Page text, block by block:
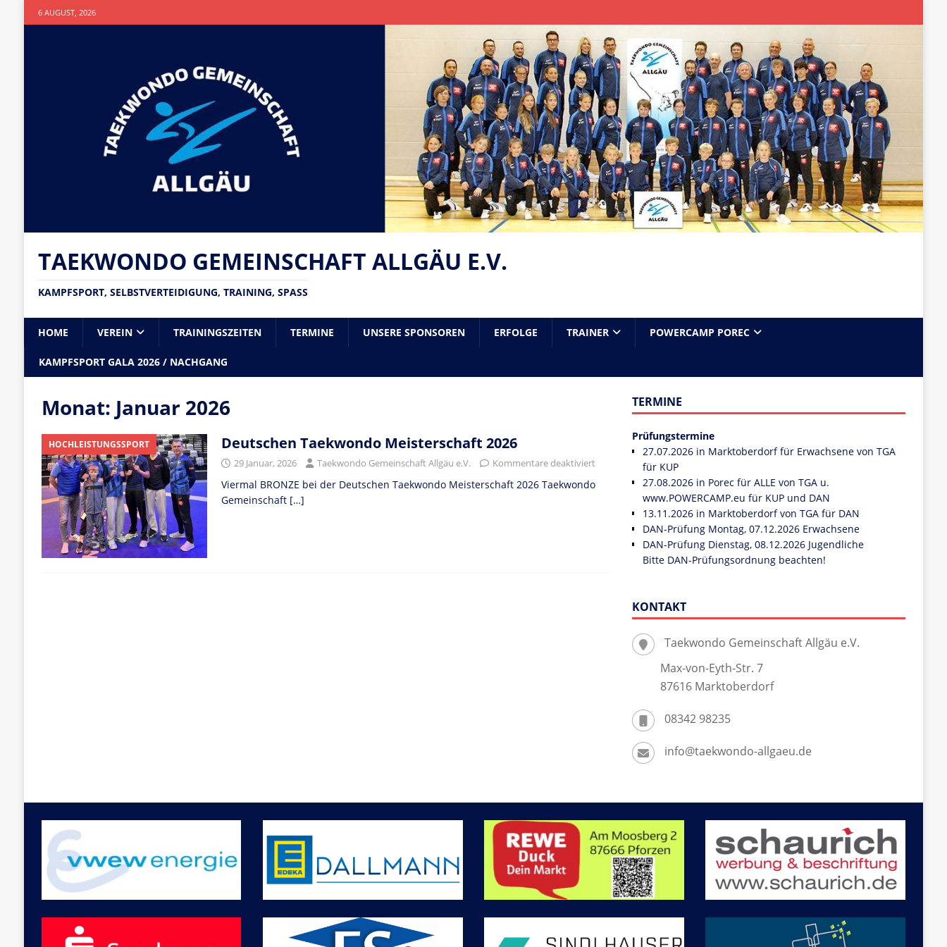
6 AUGUST, 2026
TAEKWONDO GEMEINSCHAFT ALLGÄU E.V.
KAMPFSPORT, SELBSTVERTEIDIGUNG, TRAINING, SPASS
HOME VEREIN TRAININGSZEITEN TERMINE UNSERE SPONSOREN ERFOLGE TRAINER POWERCAMP POREC
KAMPFSPORT GALA 2026 / NACHGANG
Monat: Januar 2026
HOCHLEISTUNGSSPORT Deutschen Taekwondo Meisterschaft 2026
29 Januar, 2026 Taekwondo Gemeinschaft Allgäu e.V. Kommentare deaktiviert
Viermal BRONZE bei der Deutschen Taekwondo Meisterschaft 2026 Taekwondo
Gemeinschaft […]
TERMINE
Prüfungstermine
27.07.2026 in Marktoberdorf für Erwachsene von TGA
für KUP
27.08.2026 in Porec für ALLE von TGA u.
www.POWERCAMP.eu für KUP und DAN
13.11.2026 in Marktoberdorf von TGA für DAN
DAN-Prüfung Montag, 07.12.2026 Erwachsene
DAN-Prüfung Dienstag, 08.12.2026 Jugendliche
Bitte DAN-Prüfungsordnung beachten!
KONTAKT
Taekwondo Gemeinschaft Allgäu e.V.
Max-von-Eyth-Str. 7
87616 Marktoberdorf
08342 98235
info@taekwondo-allgaeu.de